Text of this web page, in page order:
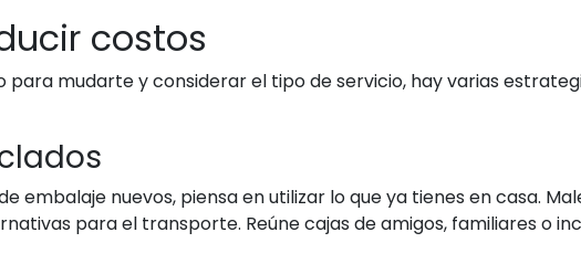
costos
mudarte y considerar el tipo de servicio, hay varias
embalaje nuevos, piensa en utilizar lo que ya tienes en casa.
para el transporte. Reúne cajas de amigos, familiares o